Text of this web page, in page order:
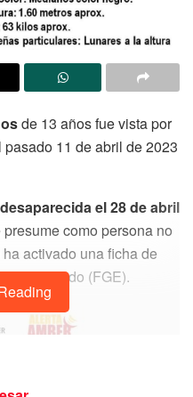
de 13 años fue vista por
11 de abril de 2023
el 28 de abril
como persona no
activado una ficha de
del Estado (FGE).